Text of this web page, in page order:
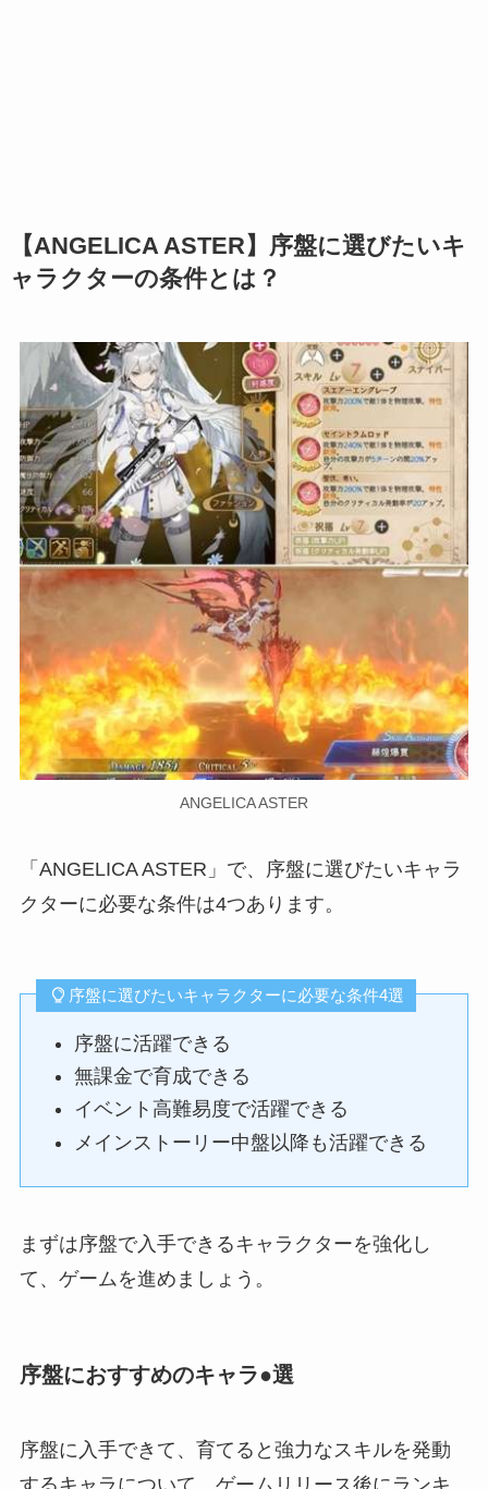
【ANGELICA ASTER】序盤に選びたいキ
ャラクターの条件とは？
ANGELICA ASTER
「ANGELICA ASTER」で、序盤に選びたいキャラ
クターに必要な条件は4つあります。
序盤に選びたいキャラクターに必要な条件4選
序盤に活躍できる
無課金で育成できる
イベント高難易度で活躍できる
メインストーリー中盤以降も活躍できる
まずは序盤で入手できるキャラクターを強化し
て、ゲームを進めましょう。
序盤におすすめのキャラ●選
序盤に入手できて、育てると強力なスキルを発動